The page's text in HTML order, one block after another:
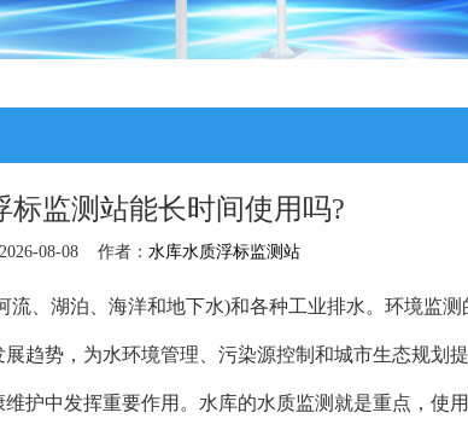
标监测站能长时间使用吗?
08-08 作者： 水库水质浮标监测站
流、湖泊、海洋和地下水)和各种工业排水。环境监测
趋势，为水环境管理、污染源控制和城市生态规划提
护中发挥重要作用。水库的水质监测就是重点，使